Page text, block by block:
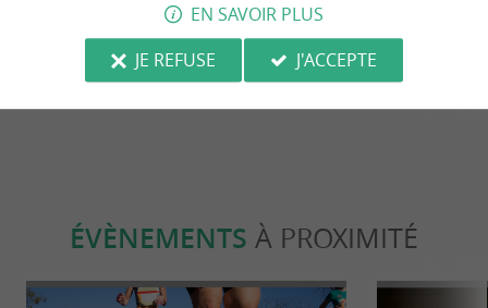
L’huître Marennes Oléron, la grande
vedette des Fêtes de fin d’année !
4,9 km - Marennes
Maritime
ÉVÈNEMENTS À PROXIMITÉ
EN SAVOIR PLUS
JE REFUSE
J'ACCEPTE